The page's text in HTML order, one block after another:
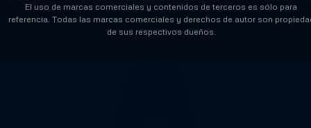
El uso de marcas comerciales y contenidos de terceros es sólo para
referencia. Todas las marcas comerciales y derechos de autor son
de sus respectivos dueños.